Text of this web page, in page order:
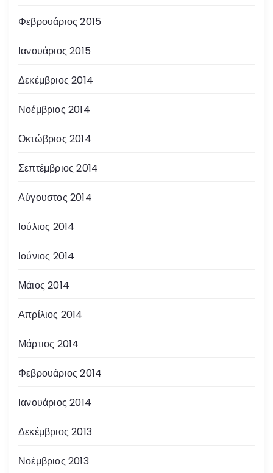
Φεβρουάριος 2015
Ιανουάριος 2015
Δεκέμβριος 2014
Νοέμβριος 2014
Οκτώβριος 2014
Σεπτέμβριος 2014
Αύγουστος 2014
Ιούλιος 2014
Ιούνιος 2014
Μάιος 2014
Απρίλιος 2014
Μάρτιος 2014
Φεβρουάριος 2014
Ιανουάριος 2014
Δεκέμβριος 2013
Νοέμβριος 2013